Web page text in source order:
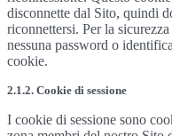
disconnette dal Sito, quindi
riconnettersi. Per la
nessuna password o
cookie.
2.1.2. Cookie di sessione
I cookie di sessione sono